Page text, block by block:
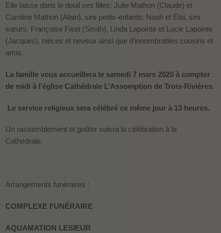
Elle laisse dans le deuil ses filles: Julie Mathon (Claude) et
Caroline Mathon (Alain), ses petits-enfants: Noah et Éloi, ses
sœurs: Françoise Fiset (Smith), Linda Lapointe et Lucie Lapointe
(Jacques), nièces et neveux ainsi que d’innombrables cousins et
amis.
La famille vous accueillera le samedi 7 mars 2020 à compter
de midi à l’église Cathédrale L’Assomption de Trois-Rivières.
Le service religieux sera célébré ce même jour à 13 heures.
Un rassemblement et goûter suivra la célébration à la
Cathédrale.
Arrangements funéraires :
COMPLEXE FUNÉRAIRE
AQUAMATION LESIEUR